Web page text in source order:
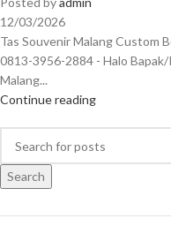
12/03/2026
Tas Souvenir Malang Custom
0813-3956-2884 - Halo
Malang...
Continue reading
Search